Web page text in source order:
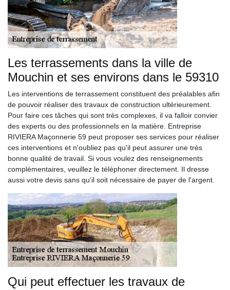
Les terrassements dans la ville de
Mouchin et ses environs dans le 59310
Les interventions de terrassement constituent des préalables afin
de pouvoir réaliser des travaux de construction ultérieurement.
Pour faire ces tâches qui sont très complexes, il va falloir convier
des experts ou des professionnels en la matière. Entreprise
RIVIERA Maçonnerie 59 peut proposer ses services pour réaliser
ces interventions et n'oubliez pas qu'il peut assurer une très
bonne qualité de travail. Si vous voulez des renseignements
complémentaires, veuillez le téléphoner directement. Il dresse
aussi votre devis sans qu'il soit nécessaire de payer de l'argent.
Qui peut effectuer les travaux de